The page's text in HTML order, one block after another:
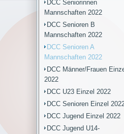
DCC Seniorinnen
Mannschaften 2022
DCC Senioren B
Mannschaften 2022
DCC Senioren A
Mannschaften 2022
DCC Männer/Frauen
2022
DCC U23 Einzel 2022
DCC Senioren Einzel
DCC Jugend Einzel 2022
DCC Jugend U14-